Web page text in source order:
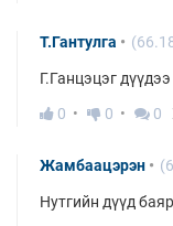
Т.Гантулга
Г.Ганцэцэг
0
0 0
Жамбаацэрэн
Нутгийн дүүд